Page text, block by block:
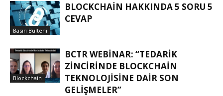
Basın Bülteni
BLOCKCHAIN HAKKINDA 5 SORU 5
CEVAP
Blockchain
BCTR WEBINAR: “TEDARIK
ZINCIRINDE BLOCKCHAIN
TEKNOLOJISINE DAIR SON
GELIŞMELER”